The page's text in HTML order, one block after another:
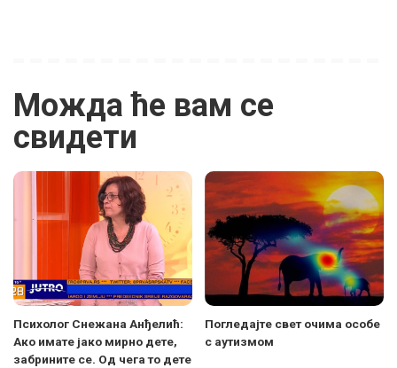
Можда ће вам се
свидети
Психолог Снежана Анђелић:
Aко имате јако мирно дете,
забрините се. Од чега то дете
Погледајте свет очима особе
с аутизмом